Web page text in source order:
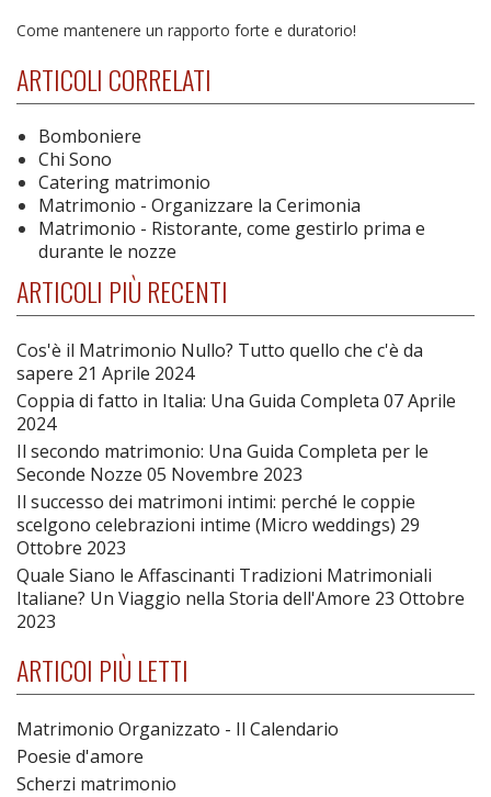
Come mantenere un rapporto forte e duratorio!
ARTICOLI CORRELATI
Bomboniere
Chi Sono
Catering matrimonio
Matrimonio - Organizzare la Cerimonia
Matrimonio - Ristorante, come gestirlo prima e
durante le nozze
ARTICOLI PIÙ RECENTI
Cos'è il Matrimonio Nullo? Tutto quello che c'è da
sapere 21 Aprile 2024
Coppia di fatto in Italia: Una Guida Completa 07 Aprile
2024
Il secondo matrimonio: Una Guida Completa per le
Seconde Nozze 05 Novembre 2023
Il successo dei matrimoni intimi: perché le coppie
scelgono celebrazioni intime (Micro weddings) 29
Ottobre 2023
Quale Siano le Affascinanti Tradizioni Matrimoniali
Italiane? Un Viaggio nella Storia dell'Amore 23 Ottobre
2023
ARTICOI PIÙ LETTI
Matrimonio Organizzato - Il Calendario
Poesie d'amore
Scherzi matrimonio